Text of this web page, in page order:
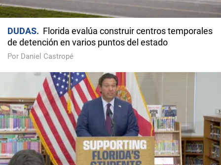
DUDAS
Florida evalúa construir centros temporales
de detención en varios puntos del estado
Por Daniel Castropé